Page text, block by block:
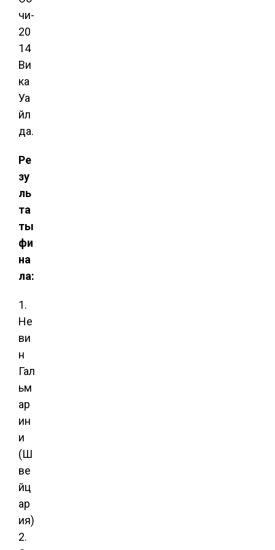
чи-
20
14
Ви
ка
Уа
йл
да.
Ре
зу
ль
та
ты
фи
на
ла:
1.
Не
ви
н
Гал
ьм
ар
ин
и
(Ш
ве
йц
ар
ия)
2.